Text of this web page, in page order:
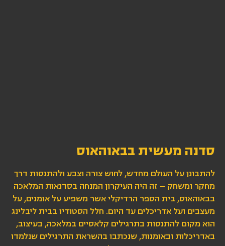
סדנה מעשית בבאוהאוס
להתבונן על העולם מחדש, לחוש צורה וצבע ולהתנסות דרך
מחקר ומשחק – זה היה העיקרון המנחה בסדנאות המלאכה
בבאוהאוס, בית הספר הרדיקלי אשר משפיע על אומנים, על
מעצבים ועל אדריכלים עד היום. חלל הסטודיו בבית ליבלינג
הוא מקום להתנסות בתרגילים קלאסיים במלאכה, בעיצוב,
באדריכלות ובאומנות, שנכתבו בהשראת התרגילים שנלמדו